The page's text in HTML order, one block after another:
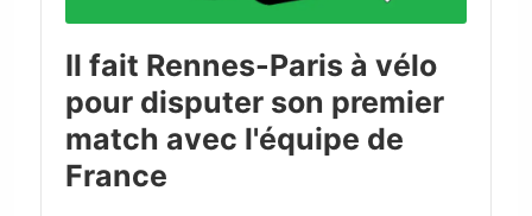
Il fait Rennes-Paris à vélo
pour disputer son premier
match avec l'équipe de
France